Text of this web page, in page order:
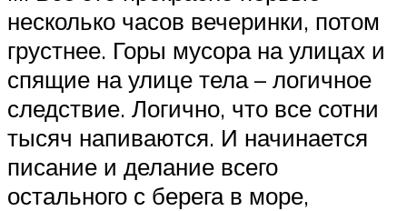
несколько часов вечеринки, потом
грустнее. Горы мусора на улицах и
спящие на улице тела – логичное
следствие. Логично, что все сотни
тысяч напиваются. И начинается
писание и делание всего
остального с берега в море,